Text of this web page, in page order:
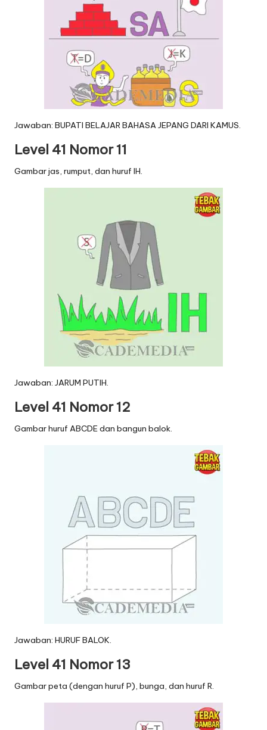
Jawaban: BUPATI BELAJAR BAHASA JEPANG DARI KAMUS.
Level 41 Nomor 11
Gambar jas, rumput, dan huruf IH.
Jawaban: JARUM PUTIH.
Level 41 Nomor 12
Gambar huruf ABCDE dan bangun balok.
Jawaban: HURUF BALOK.
Level 41 Nomor 13
Gambar peta (dengan huruf P), bunga, dan huruf R.